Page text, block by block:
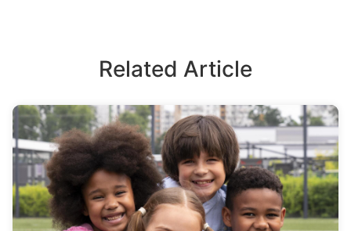
Related Article